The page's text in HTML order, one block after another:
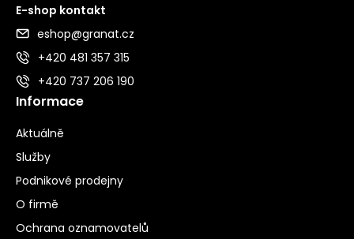
E-shop kontakt
eshop@granat.cz
+420 481 357 315
+420 737 206 190
Informace
Aktuálně
Služby
Podnikové prodejny
O firmě
Ochrana oznamovatelů